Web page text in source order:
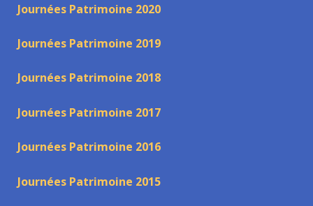
Journées Patrimoine 2020
Journées Patrimoine 2019
Journées Patrimoine 2018
Journées Patrimoine 2017
Journées Patrimoine 2016
Journées Patrimoine 2015